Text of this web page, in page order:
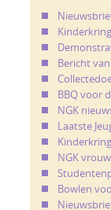
Bericht
BBQ voor
NGK
Laatste
NGK
Bowlen